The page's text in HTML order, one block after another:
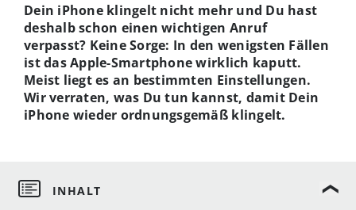
Dein iPhone klingelt nicht mehr und Du hast
deshalb schon einen wichtigen Anruf
verpasst? Keine Sorge: In den wenigsten Fällen
ist das Apple-Smartphone wirklich kaputt.
Meist liegt es an bestimmten Einstellungen.
Wir verraten, was Du tun kannst, damit Dein
iPhone wieder ordnungsgemäß klingelt.